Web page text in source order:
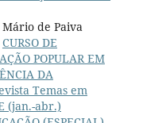
de Paiva
CURSO DE
POPULAR EM
DA
Temas em
(jan.-abr.)